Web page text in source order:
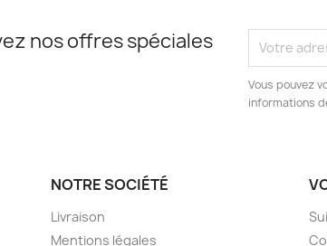
nos offres spéciales
Vous pouvez
informations
NOTRE SOCIÉTÉ
Livraison
Mentions légales